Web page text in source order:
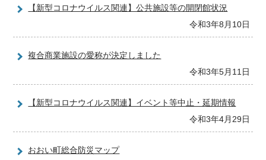
【新型コロナウイルス関連】公共施設等の開閉館状況
令和3年8月10日
複合商業施設の愛称が決定しました
令和3年5月11日
【新型コロナウイルス関連】イベント等中止・延期情報
令和3年4月29日
おおい町総合防災マップ